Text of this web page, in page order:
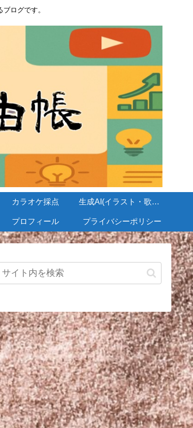
ログです。
カラオケ採点 生成AI(イラスト・歌・BGM)
プロフィール プライバシーポリシー